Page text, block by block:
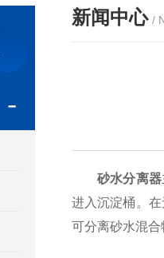
新闻中心 /
砂水分离器
进入沉淀桶。
可分离砂水混